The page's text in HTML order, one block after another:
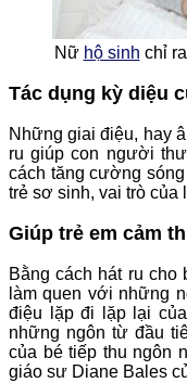
Nữ hộ sinh chỉ
Tác dụng kỳ diệu
Những giai điệu, hay
ru giúp con người
cách tăng cường
trẻ sơ sinh, vai trò
Giúp trẻ em cảm
Bằng cách hát ru
làm quen với những
điệu lặp đi lặp lại
những ngôn từ đầu
của bé tiếp thu ngôn
giáo sư Diane Bales